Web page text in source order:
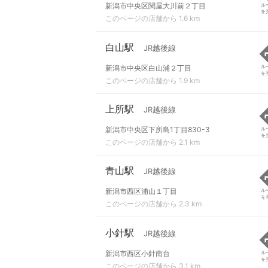
新潟市中央区関屋大川前２丁目
このページの店舗から 1.6 km
ル
を
白山駅 JR越後線
新潟市中央区白山浦２丁目
このページの店舗から 1.9 km
ル
を
上所駅 JR越後線
新潟市中央区下所島1丁目830-3
このページの店舗から 2.1 km
ル
を
青山駅 JR越後線
新潟市西区浦山１丁目
このページの店舗から 2.3 km
ル
を
小針駅 JR越後線
新潟市西区小針南台
このページの店舗から 3.1 km
ル
を